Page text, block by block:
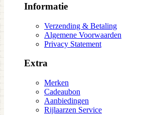
Informatie
Verzending & Betaling
Algemene Voorwaarden
Privacy Statement
Extra
Merken
Cadeaubon
Aanbiedingen
Rijlaarzen Service